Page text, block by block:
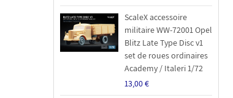
ScaleX accessoire
militaire WW-72001 Opel
Blitz Late Type Disc v1
set de roues ordinaires
Academy / Italeri 1/72
13,00 €